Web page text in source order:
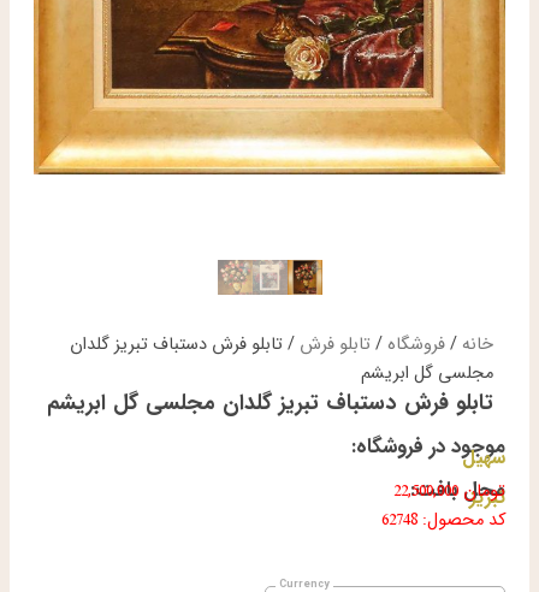
خانه /فروشگاه/ تابلو فرش / تابلو فرش دستباف تبریز گلدان
مجلسی گل ابریشم
تابلو فرش دستباف تبریز گلدان مجلسی گل ابریشم
موجود در فروشگاه:
سهیل
محل بافت:
تبریز
تومان
کد محصول: 62748